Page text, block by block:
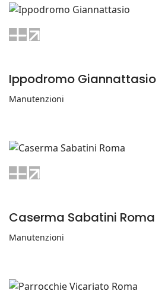
Ippodromo Giannattasio
Manutenzioni
Caserma Sabatini Roma
Manutenzioni